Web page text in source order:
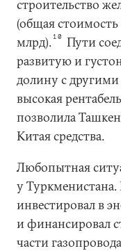
строительство
(общая стоимость
млрд).10
Пути
развитую и
долину с
высокая
позволила
Китая средства.
Любопытная
у
инвестировал в
и финансировал
части